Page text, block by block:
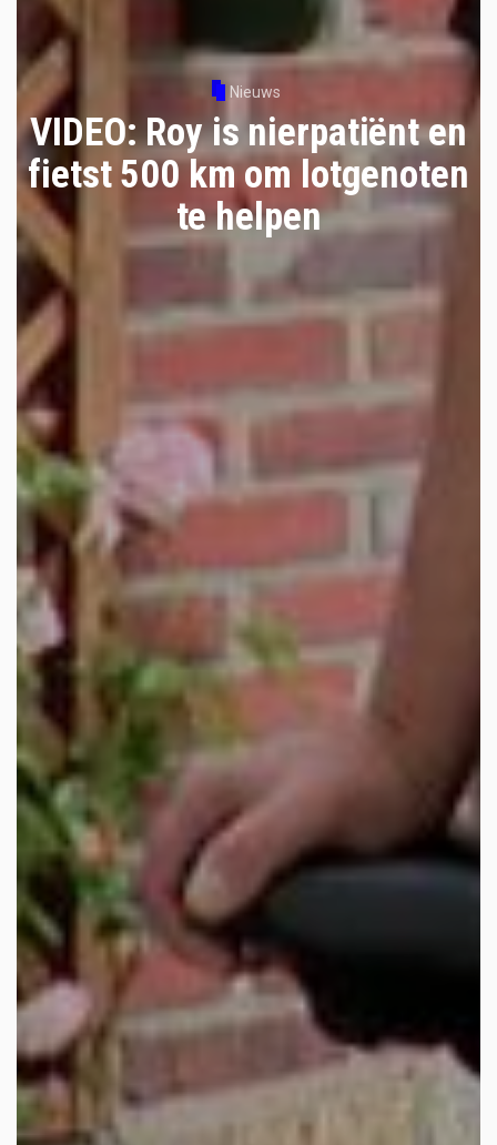
Nieuws
VIDEO: Roy is nierpatiënt en
fietst 500 km om lotgenoten
te helpen